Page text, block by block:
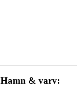
Hamn & varv: